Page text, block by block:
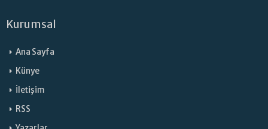
Kurumsal
Ana Sayfa
Künye
İletişim
RSS